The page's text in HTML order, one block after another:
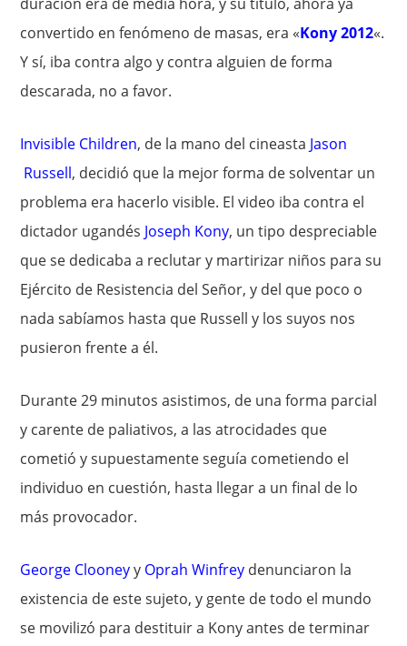
convertido en fenómeno de masas, era «Kony 2012«.
Y sí, iba contra algo y contra alguien de forma
descarada, no a favor.
Invisible Children, de la mano del cineasta Jason
Russell, decidió que la mejor forma de solventar un
problema era hacerlo visible. El video iba contra el
dictador ugandés Joseph Kony, un tipo despreciable
que se dedicaba a reclutar y martirizar niños para su
Ejército de Resistencia del Señor, y del que poco o
nada sabíamos hasta que Russell y los suyos nos
pusieron frente a él.
Durante 29 minutos asistimos, de una forma parcial
y carente de paliativos, a las atrocidades que
cometió y supuestamente seguía cometiendo el
individuo en cuestión, hasta llegar a un final de lo
más provocador.
George Clooneyy Oprah Winfrey denunciaron la
existencia de este sujeto, y gente de todo el mundo
se movilizó para destituir a Kony antes de terminar